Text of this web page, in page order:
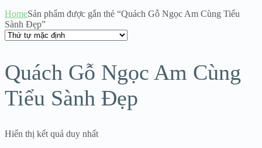
HomeSản phẩm được gắn thẻ “Quách Gỗ Ngọc Am Cùng Tiểu
Sành Đẹp”
Quách Gỗ Ngọc Am Cùng
Tiểu Sành Đẹp
Hiển thị kết quả duy nhất